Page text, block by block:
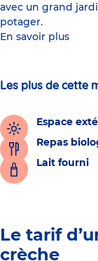
avec un grand
potager.
En savoir plus
Les plus de cette
Espace
Repas
Lait fourni
Le tarif
crèche